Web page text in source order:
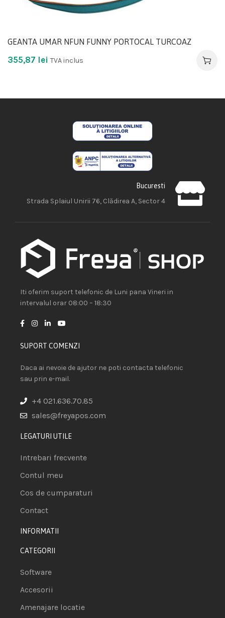
GEANTA UMAR NFUN FUNNY PORTOCAL TURCOAZ
355,87 lei TVA inclus
Bucuresti
Strada Splaiul Unirii 76, Clădirea A, Sector 4
Iti oferim suport telefonic de Luni pana Vineri in
intervalul orar 08:00 – 18:30
SUPORT COMENZI
Daca ai nevoie de ajutor ne poti contacta telefonic
sau prin e-mail.
+4 021.636.70.85
sales@freyapos.com
LEGATURI UTILE
Intrebari frecvente
Contul meu
Cos de cumparaturi
Contact
INFORMATII
CATEGORII
Software
Accesorii
Amenajare locatie